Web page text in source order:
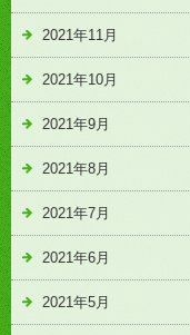
2021年11月
2021年10月
2021年9月
2021年8月
2021年7月
2021年6月
2021年5月